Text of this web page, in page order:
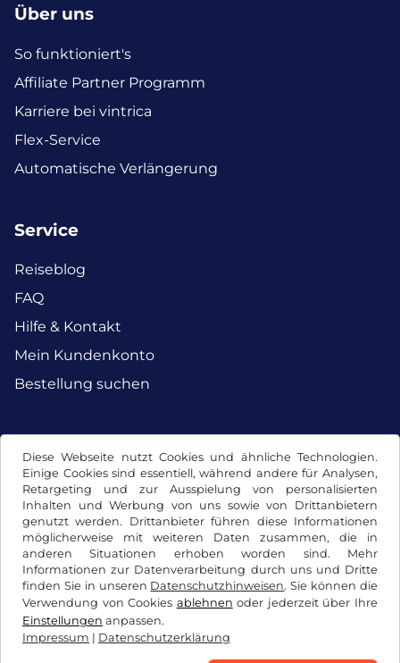
Diese Webseite nutzt Cookies und ähnliche Technologien.
Einige Cookies sind essentiell, während andere für Analysen,
Retargeting und zur Ausspielung von personalisierten
Inhalten und Werbung von uns sowie von Drittanbietern
genutzt werden. Drittanbieter führen diese Informationen
möglicherweise mit weiteren Daten zusammen, die in
anderen Situationen erhoben worden sind. Mehr
Informationen zur Datenverarbeitung durch uns und Dritte
finden Sie in unseren Datenschutzhinweisen. Sie können die
Verwendung von Cookies ablehnen oder jederzeit über Ihre
Einstellungen anpassen.
Impressum | Datenschutzerklärung
Über uns
So funktioniert's
Affiliate Partner Programm
Karriere bei vintrica
Flex-Service
Automatische Verlängerung
Service
Reiseblog
FAQ
Hilfe & Kontakt
Mein Kundenkonto
Bestellung suchen
Facebook Instagram
AGB / Widerrufsrecht
Datenschutzerklärung